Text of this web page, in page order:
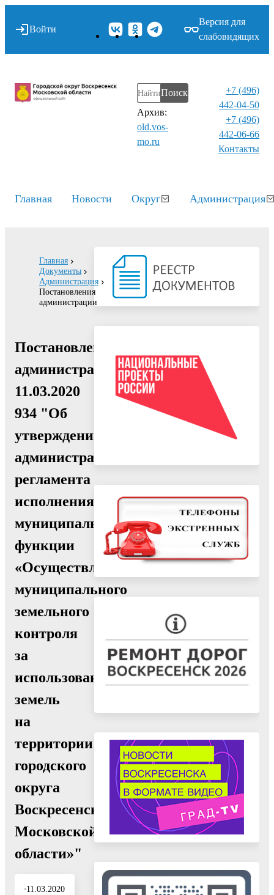
Войти
Версия для
слабовидящих
Поиск
Архив:
old.vos-
mo.ru
+7 (496)
442-04-50
+7 (496)
442-06-66
Контакты⁠
Главная Новости Округ Администрация
Главная
Документы
Администрация
Постановления
администрации
Постановление
администрации
11.03.2020
934 "Об
утверждении
административного
регламента
исполнения
муниципальной
функции
«Осуществление
муниципального
земельного
контроля
за
использованием
земель
на
территории
городского
округа
Воскресенск
Московской
области»"
11.03.2020